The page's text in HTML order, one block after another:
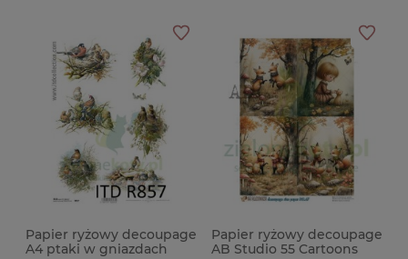
Papier ryżowy decoupage
A4 ptaki w gniazdach
Papier ryżowy decoupage
AB Studio 55 Cartoons